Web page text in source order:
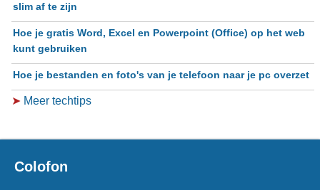
slim af te zijn
Hoe je gratis Word, Excel en Powerpoint (Office) op het web
kunt gebruiken
Hoe je bestanden en foto's van je telefoon naar je pc overzet
➤ Meer techtips
Colofon